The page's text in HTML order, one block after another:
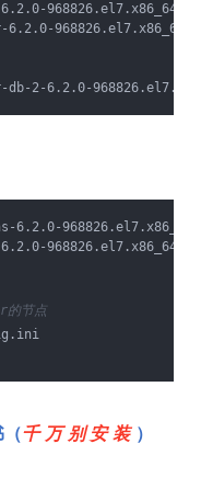
6.2.0-
db-2-6.2.0-
6.2.0-
的节点
千万别安装 ）